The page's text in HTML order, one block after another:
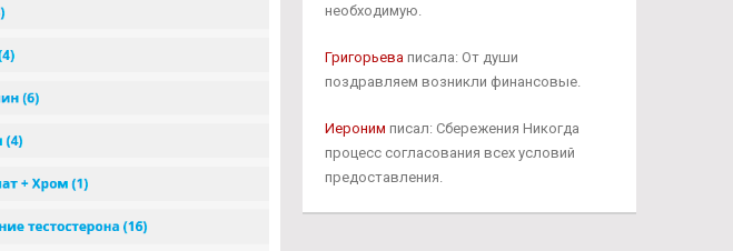
необходимую.
Григорьеваписала: От души
поздравляем возникли финансовые.
Иероним писал: Сбережения Никогда
процесс согласования всех условий
предоставления.